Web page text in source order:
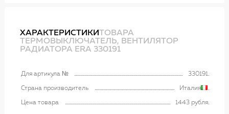
ХАРАКТЕРИСТИКИТОВАРА
ТЕРМОВЫКЛЮЧАТЕЛЬ, ВЕНТИЛЯТОР
РАДИАТОРА ERA 330191
Для артикула № 330191
Страна производитель Италия
Цена товара 1443 рубля